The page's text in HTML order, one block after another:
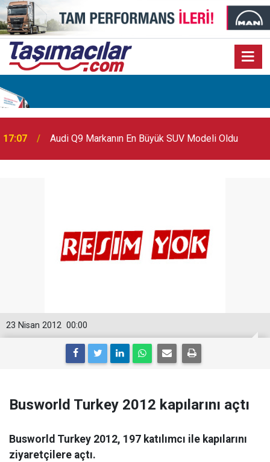
17:07 Audi Q9 Markanın En Büyük SUV Modeli Oldu
00:00
23 Nisan 2012
Busworld Turkey 2012 kapılarını açtı
Busworld Turkey 2012, 197 katılımcı ile kapılarını
ziyaretçilere açtı.